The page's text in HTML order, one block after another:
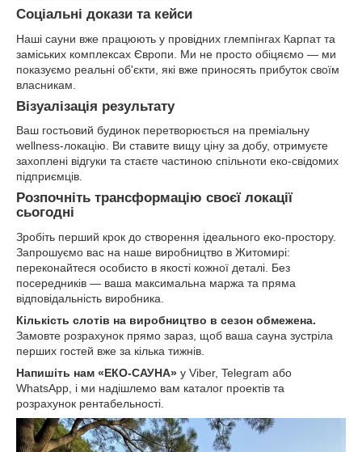
Соціальні докази та кейси
Наші сауни вже працюють у провідних глемпінгах Карпат та
заміських комплексах Європи. Ми не просто обіцяємо — ми
показуємо реальні об'єкти, які вже приносять прибуток своїм
власникам.
Візуалізація результату
Ваш гостьовий будинок перетворюється на преміальну
wellness-локацію. Ви ставите вищу ціну за добу, отримуєте
захоплені відгуки та стаєте частиною спільноти еко-свідомих
підприємців.
Розпочніть трансформацію своєї локації
сьогодні
Зробіть перший крок до створення ідеального еко-простору.
Запрошуємо вас на наше виробництво в Житомирі:
переконайтеся особисто в якості кожної деталі. Без
посередників — ваша максимальна маржа та пряма
відповідальність виробника.
Кількість слотів на виробництво в сезон обмежена.
Замовте розрахунок прямо зараз, щоб ваша сауна зустріла
перших гостей вже за кілька тижнів.
Напишіть нам «ЕКО-САУНА» у Viber, Telegram або
WhatsApp, і ми надішлемо вам каталог проектів та
розрахунок рентабельності.